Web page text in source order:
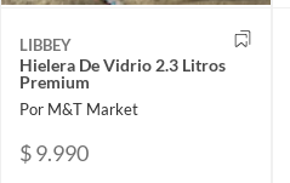
LIBBEY
Hielera De Vidrio 2.3 Litros
Premium
Por M&T Market
$ 9.990